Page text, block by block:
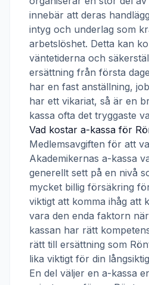
innebär att deras
intyg och underlag som
arbetslöshet. Detta kan
väntetiderna och
ersättning från första
har en fast anställning,
har ett vikariat, så är en
kassa ofta det tryggaste
Vad kostar a-kassa för
Medlemsavgiften för att
Akademikernas a-kassa
generellt sett på en nivå
mycket billig försäkring
viktigt att komma ihåg att
vara den enda faktorn
kassan har rätt
rätt till ersättning som
lika viktigt för din
En del väljer en a-kassa